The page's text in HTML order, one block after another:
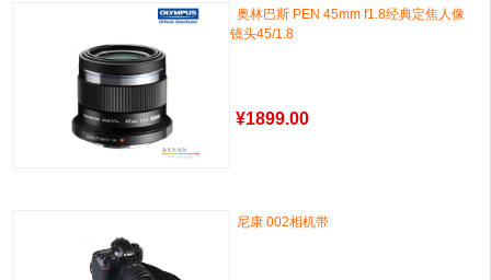
奥林巴斯 PEN 45mm f1.8经典定焦人像
镜头45/1.8
¥1899.00
尼康 002相机带